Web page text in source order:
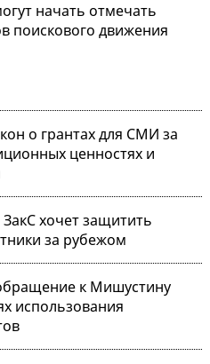
начать отмечать
поискового движения
о грантах для СМИ за
ценностях и
хочет защитить
за рубежом
к Мишустину
использования